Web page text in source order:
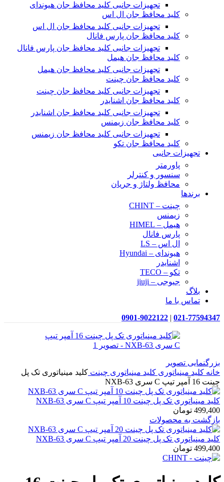
تجهیزات جانبی کلید محافظ جان هیوندای
کلید محافظ جان ال اس
تجهیزات جانبی کلید محافظ جان ال اس
کلید محافظ جان پارس فانال
تجهیزات جانبی کلید محافظ جان پارس فانال
کلید محافظ جان هیمل
تجهیزات جانبی کلید محافظ جان هیمل
کلید محافظ جان چینت
تجهیزات جانبی کلید محافظ جان چینت
کلید محافظ جان اشنایدر
تجهیزات جانبی کلید محافظ جان اشنایدر
کلید محافظ جان زیمنس
تجهیزات جانبی کلید محافظ جان زیمنس
کلید محافظ جان تکو
تجهیزات جانبی
پاورمتر
سنسور و کنترلر
محافظ ولتاژ و‌ جریان
برندها
چینت – CHINT
زیمنس
هیمل – HIMEL
پارس فانال
ال اس – LS
هیوندای – Hyundai
اشنایدر
تکو – TECO
جیوجی – jiuji
بلاگ
تماس با ما
021-77594347
|
0901-9022122
بزرگنمایی تصویر
خانه کلید مینیاتوری کلید مینیاتوری چینت کلید مینیاتوری تک پل
چینت 16 آمپر تیپ C سری NXB-63
کلید مینیاتوری تک پل چینت 10 آمپر تیپ C سری NXB-63
499,400 تومان
بازگشت به محصولات
کلید مینیاتوری تک پل چینت 20 آمپر تیپ C سری NXB-63
499,400 تومان